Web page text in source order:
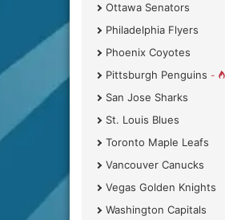
Ottawa Senators
Philadelphia Flyers
Phoenix Coyotes
Pittsburgh Penguins -
San Jose Sharks
St. Louis Blues
Toronto Maple Leafs
Vancouver Canucks
Vegas Golden Knights
Washington Capitals